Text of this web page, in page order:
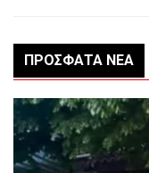
ΠΡΌΣΦΑΤΑ ΝΈΑ